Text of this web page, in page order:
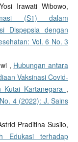
Irawati Wibowo,
(S1) dalam
Dispepsia dengan
Vol. 6 No. 3
, Hubungan antara
Vaksinasi Covid-
Kutai Kartanegara ,
4 (2022): J. Sains
Praditina Susilo,
Edukasi terhadap